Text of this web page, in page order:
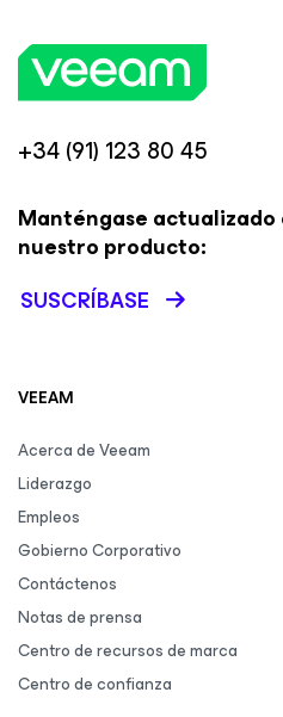
+34 (91) 123 80 45
Manténgase actualizado
nuestro producto:
SUSCRÍBASE
VEEAM
Acerca de Veeam
Liderazgo
Empleos
Gobierno Corporativo
Contáctenos
Notas de prensa
Centro de recursos de marca
Centro de confianza